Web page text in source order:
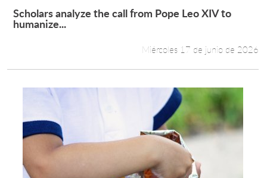
Leer más +
Scholars analyze the call from Pope Leo XIV to
humanize...
Miércoles 17 de junio de 2026